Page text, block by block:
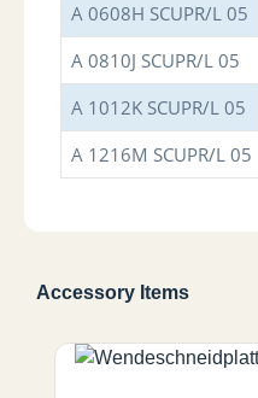
A 0608H SCUPR/L 05
A 0810J SCUPR/L 05
A 1012K SCUPR/L 05
A 1216M SCUPR/L 05
Accessory Items